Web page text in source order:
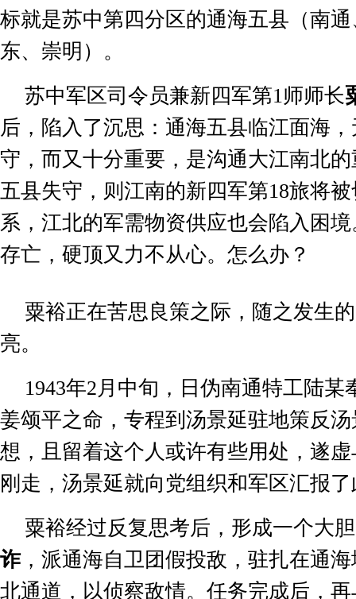
标就是苏中第四分区的通海五县（南
东、崇明）。
苏中军区司令员兼新四军第1师师长
后，陷入了沉思：通海五县临江面海
守，而又十分重要，是沟通大江南北
五县失守，则江南的新四军第18旅将
系，江北的军需物资供应也会陷入困
存亡，硬顶又力不从心。怎么办？
粟裕正在苦思良策之际，随之发生
亮。
1943年2月中旬，日伪南通特工陆某
姜颂平之命，专程到汤景延驻地策反
想，且留着这个人或许有些用处，遂
刚走，汤景延就向党组织和军区汇报
粟裕经过反复思考后，形成一个大
诈，派通海自卫团假投敌，驻扎在通
北通道，以侦察敌情。任务完成后，